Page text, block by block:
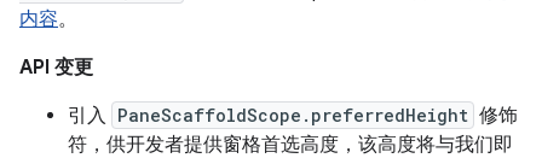
内容。
API 变更
引入 PaneScaffoldScope.preferredHeight 修饰
符，供开发者提供窗格首选高度，该高度将与我们即